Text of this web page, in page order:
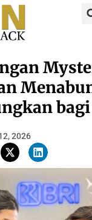
bagi
2026